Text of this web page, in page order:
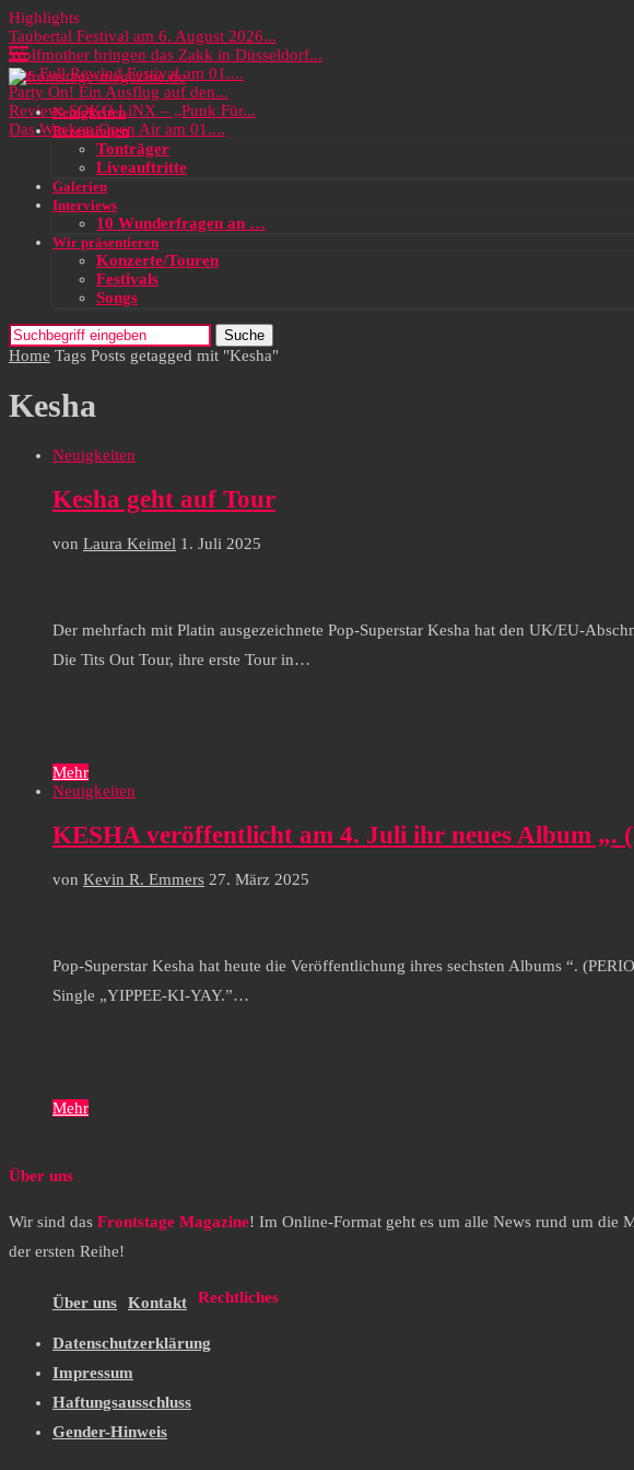
Highlights
Taubertal Festival am 6. August 2026...
Wolfmother bringen das Zakk in Düsseldorf...
Das Full Rewind Festival am 01....
Party On! Ein Ausflug auf den...
Review: SOKO LiNX – „Punk Für...
Das Wacken Open Air am 01....
Neuigkeiten
Rezensionen
Tonträger
Liveauftritte
Galerien
Interviews
10 Wunderfragen an …
Wir präsentieren
Konzerte/Touren
Festivals
Songs
Suche
Home Tags Posts getagged mit "Kesha"
Kesha
Neuigkeiten
Kesha geht auf Tour
von Laura Keimel 1. Juli 2025
Der mehrfach mit Platin ausgezeichnete Pop-Superstar Kesha hat den UK/EU-
Die Tits Out Tour, ihre erste Tour in…
Mehr
Neuigkeiten
KESHA veröffentlicht am 4. Juli ihr neues Album „.
von Kevin R. Emmers 27. März 2025
Pop-Superstar Kesha hat heute die Veröffentlichung ihres sechsten Albums “.
Single „YIPPEE-KI-YAY.”…
Mehr
Über uns
Wir sind das Frontstage Magazine! Im Online-Format geht es um alle News rund um die
der ersten Reihe!
Über uns Kontakt Rechtliches
Datenschutzerklärung
Impressum
Haftungsausschluss
Gender-Hinweis